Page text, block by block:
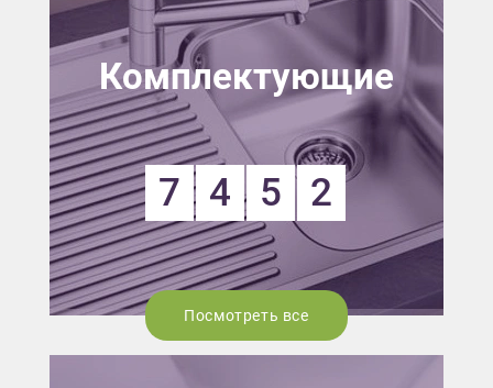
Комплектующие
7 4 5 2
Посмотреть все